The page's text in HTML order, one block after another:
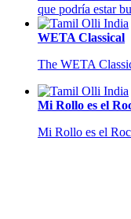
que podría estar
WETA Classical
The WETA
Mi Rollo es el
Mi Rollo es el